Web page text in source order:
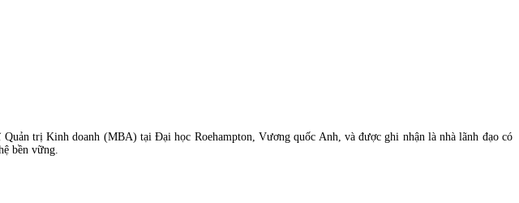
trị Kinh doanh (MBA) tại Đại học Roehampton, Vương quốc Anh, và được ghi nhận là nhà lãnh đạo có
bền vững.